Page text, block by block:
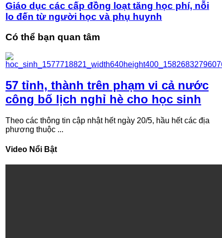
Giáo dục các cấp đồng loạt tăng học phí, nỗi
lo đến từ người học và phụ huynh
Có thể bạn quan tâm
57 tỉnh, thành trên phạm vi cả nước
công bố lịch nghỉ hè cho học sinh
Theo các thông tin cập nhật hết ngày 20/5, hầu hết các địa
phương thuộc ...
Video Nổi Bật